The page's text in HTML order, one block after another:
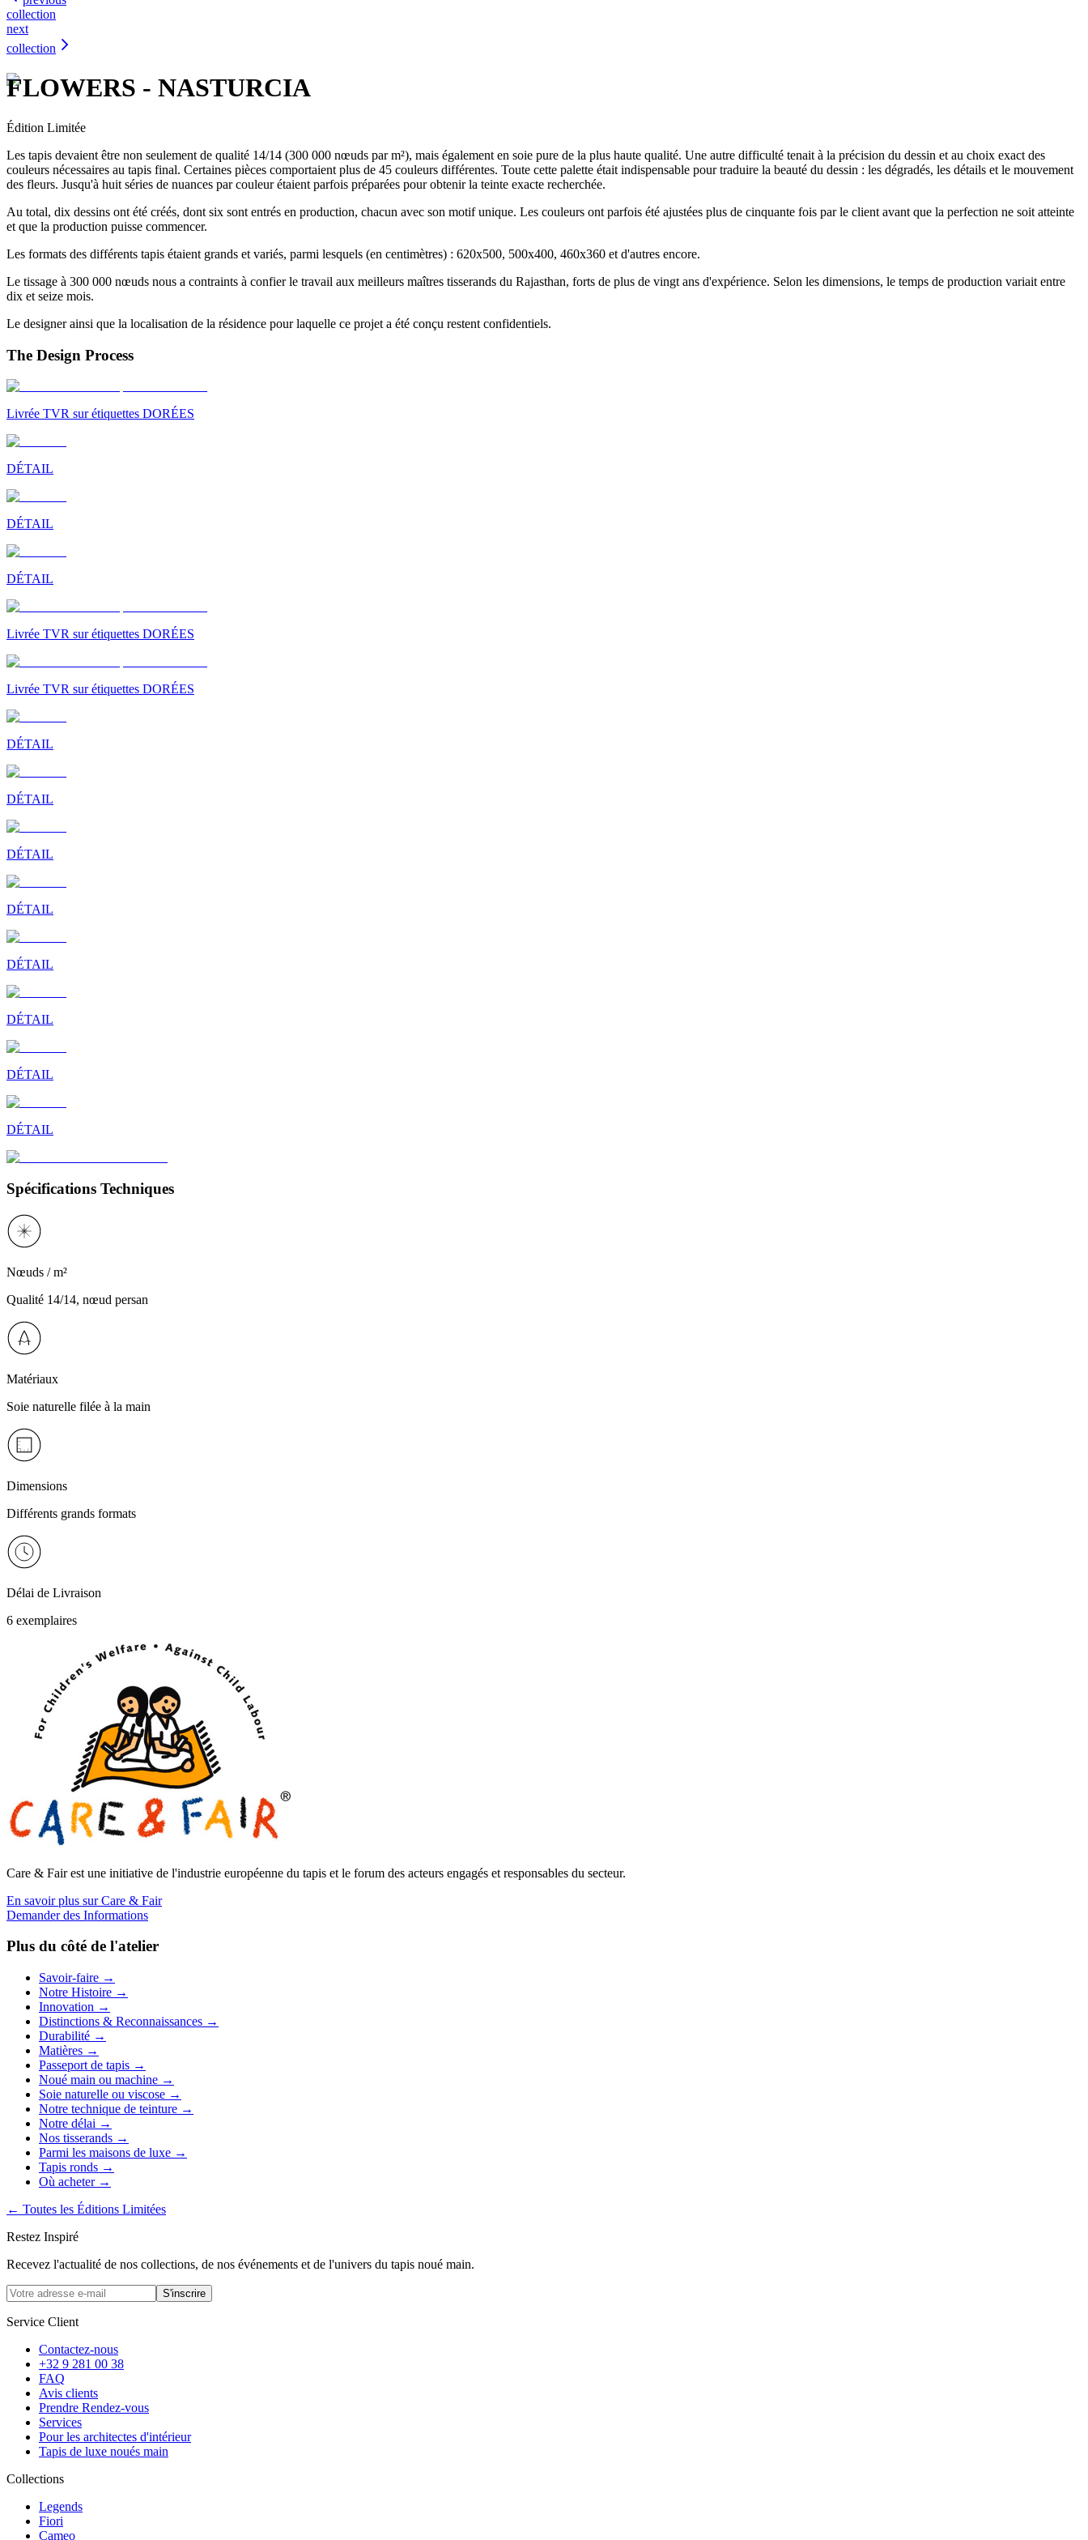
collection
next
collection
FLOWERS - NASTURCIA
Édition Limitée
Les tapis devaient être non seulement de qualité 14/14 (300 000 nœuds par m²), mais également en soie pure de la plus haute qualité. Une autre difficulté tenait à la précision du dessin et au choix exact des
couleurs nécessaires au tapis final. Certaines pièces comportaient plus de 45 couleurs différentes. Toute cette palette était indispensable pour traduire la beauté du dessin : les dégradés, les détails et le mouvement
des fleurs. Jusqu'à huit séries de nuances par couleur étaient parfois préparées pour obtenir la teinte exacte recherchée.
Au total, dix dessins ont été créés, dont six sont entrés en production, chacun avec son motif unique. Les couleurs ont parfois été ajustées plus de cinquante fois par le client avant que la perfection ne soit atteinte
et que la production puisse commencer.
Les formats des différents tapis étaient grands et variés, parmi lesquels (en centimètres) : 620x500, 500x400, 460x360 et d'autres encore.
Le tissage à 300 000 nœuds nous a contraints à confier le travail aux meilleurs maîtres tisserands du Rajasthan, forts de plus de vingt ans d'expérience. Selon les dimensions, le temps de production variait entre
dix et seize mois.
Le designer ainsi que la localisation de la résidence pour laquelle ce projet a été conçu restent confidentiels.
The Design Process
Livrée TVR sur étiquettes DORÉES
DÉTAIL
DÉTAIL
DÉTAIL
Livrée TVR sur étiquettes DORÉES
Livrée TVR sur étiquettes DORÉES
DÉTAIL
DÉTAIL
DÉTAIL
DÉTAIL
DÉTAIL
DÉTAIL
DÉTAIL
DÉTAIL
Spécifications Techniques
Nœuds / m²
Qualité 14/14, nœud persan
Matériaux
Soie naturelle filée à la main
Dimensions
Différents grands formats
Délai de Livraison
6 exemplaires
Care & Fair est une initiative de l'industrie européenne du tapis et le forum des acteurs engagés et responsables du secteur.
En savoir plus sur Care & Fair
Demander des Informations
Plus du côté de l'atelier
Savoir-faire →
Notre Histoire →
Innovation →
Distinctions & Reconnaissances →
Durabilité →
Matières →
Passeport de tapis →
Noué main ou machine →
Soie naturelle ou viscose →
Notre technique de teinture →
Notre délai →
Nos tisserands →
Parmi les maisons de luxe →
Tapis ronds →
Où acheter→
← Toutes les Éditions Limitées
Restez Inspiré
Recevez l'actualité de nos collections, de nos événements et de l'univers du tapis noué main.
S'inscrire
Service Client
Contactez-nous
+32 9 281 00 38
FAQ
Avis clients
Prendre Rendez-vous
Services
Pour les architectes d'intérieur
Tapis de luxe noués main
Collections
Legends
Fiori
Cameo